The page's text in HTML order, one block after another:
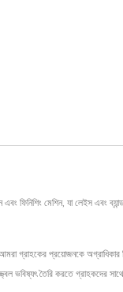
মেশিন, যা লেইস এবং
গ্রাহকের প্রয়োজনকে অগ্রাধিকার
ভবিষ্যৎ তৈরি করতে গ্রাহকদের